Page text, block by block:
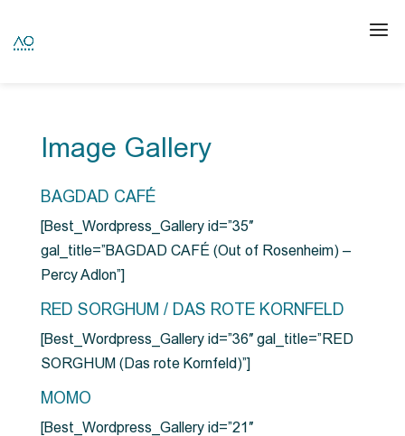
Image Gallery
BAGDAD CAFÉ
[Best_Wordpress_Gallery id=”35″
gal_title=”BAGDAD CAFÉ (Out of Rosenheim) –
Percy Adlon”]
RED SORGHUM / DAS ROTE KORNFELD
[Best_Wordpress_Gallery id=”36″ gal_title=”RED
SORGHUM (Das rote Kornfeld)”]
MOMO
[Best_Wordpress_Gallery id=”21″